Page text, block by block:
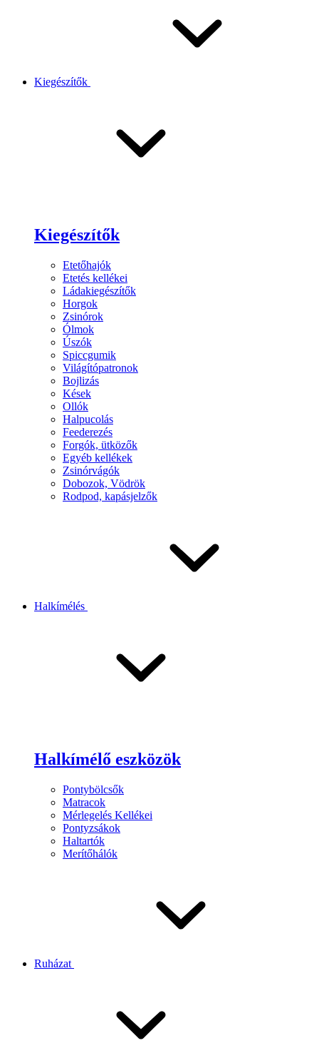
Kiegészítők
Kiegészítők
Etetőhajók
Etetés kellékei
Ládakiegészítők
Horgok
Zsinórok
Ólmok
Úszók
Spiccgumik
Világítópatronok
Bojlizás
Kések
Ollók
Halpucolás
Feederezés
Forgók, ütközők
Egyéb kellékek
Zsinórvágók
Dobozok, Vödrök
Rodpod, kapásjelzők
Halkímélés
Halkímélő eszközök
Pontybölcsők
Matracok
Mérlegelés Kellékei
Pontyzsákok
Haltartók
Merítőhálók
Ruházat